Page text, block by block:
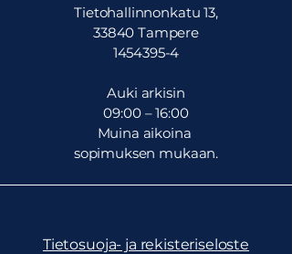
Tietohallinnonkatu 13,
33840 Tampere
1454395-4
Auki arkisin
09:00 – 16:00
Muina aikoina
sopimuksen mukaan.
Tietosuoja- ja rekisteriseloste